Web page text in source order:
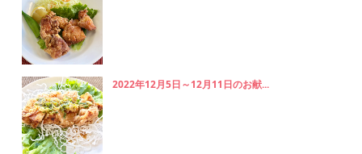
2022年12月5日～12月11日のお献...